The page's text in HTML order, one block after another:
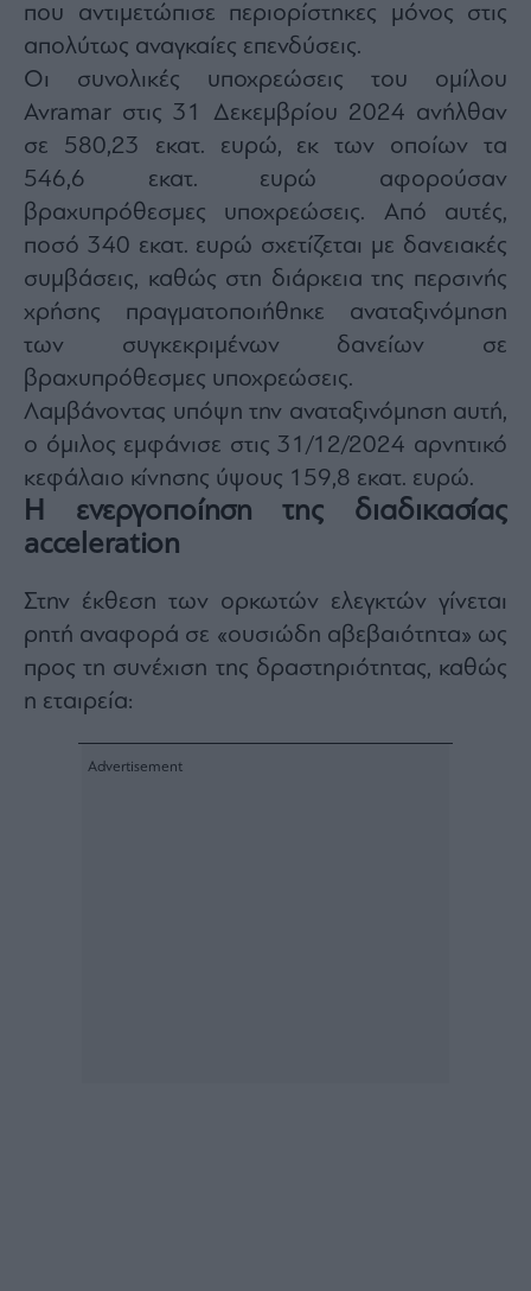
που αντιμετώπισε περιορίστηκες μόνος στις
απολύτως αναγκαίες επενδύσεις.
Οι συνολικές υποχρεώσεις του ομίλου
Avramar στις 31 Δεκεμβρίου 2024 ανήλθαν
σε 580,23 εκατ. ευρώ, εκ των οποίων τα
546,6 εκατ. ευρώ αφορούσαν
βραχυπρόθεσμες υποχρεώσεις. Από αυτές,
ποσό 340 εκατ. ευρώ σχετίζεται με δανειακές
συμβάσεις, καθώς στη διάρκεια της περσινής
χρήσης πραγματοποιήθηκε αναταξινόμηση
των συγκεκριμένων δανείων σε
βραχυπρόθεσμες υποχρεώσεις.
Λαμβάνοντας υπόψη την αναταξινόμηση αυτή,
ο όμιλος εμφάνισε στις 31/12/2024 αρνητικό
κεφάλαιο κίνησης ύψους 159,8 εκατ. ευρώ.
Η ενεργοποίηση της διαδικασίας
acceleration
Στην έκθεση των ορκωτών ελεγκτών γίνεται
ρητή αναφορά σε «ουσιώδη αβεβαιότητα» ως
προς τη συνέχιση της δραστηριότητας, καθώς
η εταιρεία: